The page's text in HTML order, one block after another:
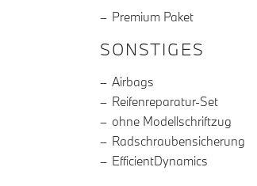
Premium Paket
SONSTIGES
Airbags
Reifenreparatur-Set
ohne Modellschriftzug
Radschraubensicherung
EfficientDynamics